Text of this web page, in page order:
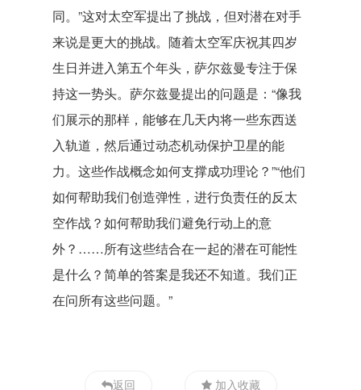
同。”这对太空军提出了挑战，但对潜在对手
来说是更大的挑战。随着太空军庆祝其四岁
生日并进入第五个年头，萨尔兹曼专注于保
持这一势头。萨尔兹曼提出的问题是：“像我
们展示的那样，能够在几天内将一些东西送
入轨道，然后通过动态机动保护卫星的能
力。这些作战概念如何支撑成功理论？”“他们
如何帮助我们创造弹性，进行负责任的反太
空作战？如何帮助我们避免行动上的意
外？……所有这些结合在一起的潜在可能性
是什么？简单的答案是我还不知道。我们正
在问所有这些问题。”
返回 加入收藏